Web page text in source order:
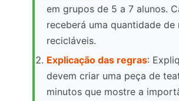
em grupos de 5 a 7 alunos.
receberá uma quantidade de
recicláveis.
Explicação das regras:
devem criar uma peça de
minutos que mostre a